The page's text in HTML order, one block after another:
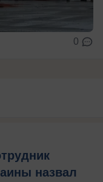
0
назвал